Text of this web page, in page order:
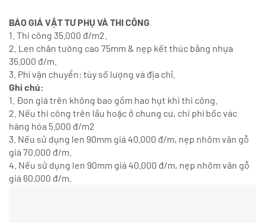
BÁO GIÁ VẬT TƯ PHỤ VÀ THI CÔNG
1. Thi công 35.000 đ/m2.
2. Len chân tường cao 75mm & nẹp kết thúc bằng nhựa
35.000 đ/m.
3. Phí vận chuyển: tùy số lượng và địa chỉ.
Ghi chú:
1. Đơn giá trên không bao gồm hao hụt khi thi công.
2. Nếu thi công trên lầu hoặc ở chung cư, chi phí bốc vác
hàng hóa 5.000 đ/m2
3. Nếu sử dụng len 90mm giá 40.000 đ/m, nẹp nhôm vân gỗ
giá 70.000 đ/m.
4. Nếu sử dụng len 90mm giá 40.000 đ/m, nẹp nhôm vân gỗ
giá 60.000 đ/m.